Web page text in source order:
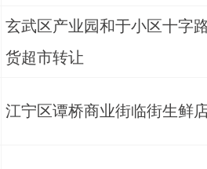
玄武区产业园和于小区十字
货超市转让
江宁区谭桥商业街临街生鲜